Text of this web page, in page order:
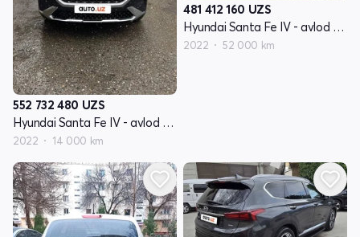
552 732 480 UZS
Hyundai Santa Fe IV - avlod restyling
2022 14 000 km
481 412 160 UZS
Hyundai Santa Fe IV - avlod restyling
2022 52 000 km